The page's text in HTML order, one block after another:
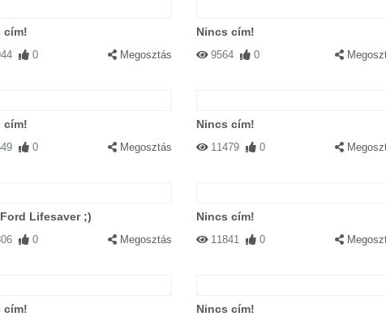
cím!
0 Megosztás
Nincs cím!
9564 0
cím!
0 Megosztás
Nincs cím!
11479 0
Lifesaver ;)
0 Megosztás
Nincs cím!
11841 0
cím! Nincs cím!